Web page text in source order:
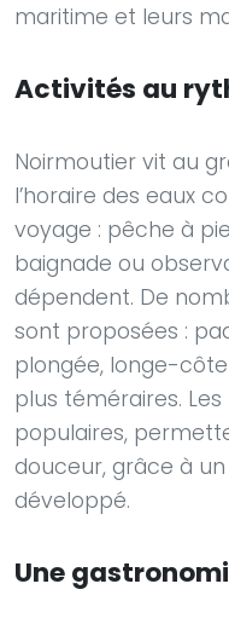
maritime et leurs
Activités au
Noirmoutier vit au
l’horaire des eaux
voyage : pêche à
baignade ou
dépendent. De
sont proposées :
plongée, longe-
plus téméraires.
populaires,
douceur, grâce à
développé.
Une